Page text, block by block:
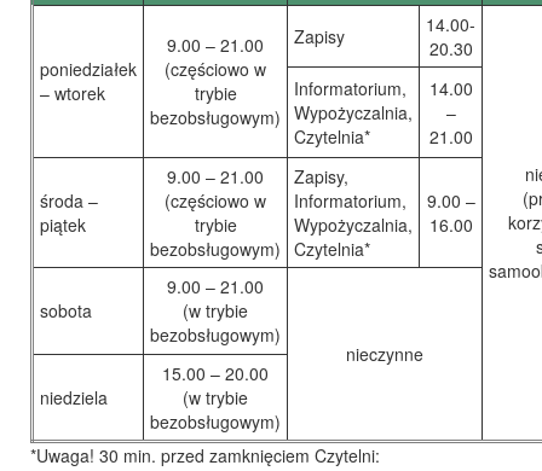
poniedziałek
– wtorek
9.00 – 21.00
(częściowo w
trybie
bezobsługowym)
Zapisy
14.00-
20.30
Informatorium,
Wypożyczalnia,
Czytelnia*
14.00
–
21.00
środa –
piątek
9.00 – 21.00
(częściowo w
trybie
bezobsługowym)
Zapisy,
Informatorium,
Wypożyczalnia,
Czytelnia*
9.00 –
16.00
sobota
9.00 – 21.00
(w trybie
bezobsługowym)
nieczynne
niedziela
15.00 – 20.00
(w trybie
bezobsługowym)
*Uwaga! 30 min. przed zamknięciem Czytelni: